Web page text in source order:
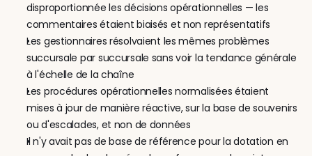
disproportionnée les décisions opérationnelles — les
commentaires étaient biaisés et non représentatifs
Les gestionnaires résolvaient les mêmes problèmes
succursale par succursale sans voir la tendance générale
à l'échelle de la chaîne
Les procédures opérationnelles normalisées étaient
mises à jour de manière réactive, sur la base de souvenirs
ou d'escalades, et non de données
Il n'y avait pas de base de référence pour la dotation en